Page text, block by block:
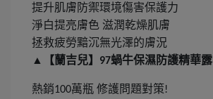
提升肌膚防禦環境傷害保護力
淨白提亮膚色 滋潤乾燥肌膚
拯救疲勞黯沉無光澤的膚況
▲【蘭吉兒】 97蝸牛保濕防護精華露
熱銷100萬瓶 修護問題對策!